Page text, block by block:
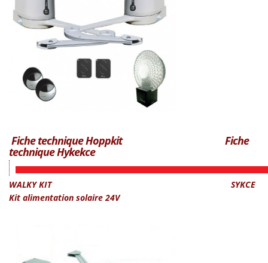
Fiche technique Hoppkit Fiche
technique Hykekce
WALKY KIT
SYKCE
Kit alimentation solaire 24V